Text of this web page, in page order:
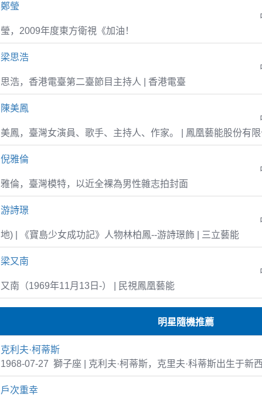
鄭瑩
瑩，2009年度東方衛視《加油！
梁思浩
思浩，香港電臺第二臺節目主持人 | 香港電臺
陳美鳳
美鳳，臺灣女演員、歌手、主持人、作家。 | 鳳凰藝能股份有限
倪雅倫
雅倫，臺灣模特，以近全裸為男性雜志拍封面
游詩璟
地) | 《寶島少女成功記》人物林柏鳳--游詩璟飾 | 三立藝能
梁又南
又南（1969年11月13日-） | 民視鳳凰藝能
明星隨機推薦
克利夫·柯蒂斯
1968-07-27 獅子座 | 克利夫·柯蒂斯，克里夫·科蒂斯出生于新
戶次重幸